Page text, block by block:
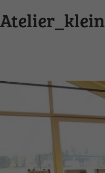
Atelier_klein